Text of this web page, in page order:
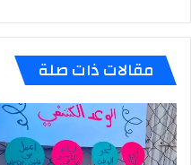
مقالات ذات صلة